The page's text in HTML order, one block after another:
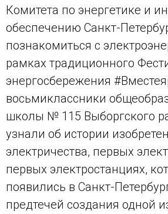
Комитета по энергетике и
обеспечению Санкт-
познакомиться с
рамках традиционного
энергосбережения
восьмиклассники
школы № 115 Выборгского
узнали об истории
электричества, первых
первых электростанциях,
появились в Санкт-
предтечей создания одной